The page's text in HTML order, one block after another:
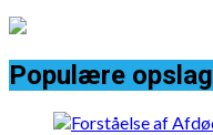
Populære opslag